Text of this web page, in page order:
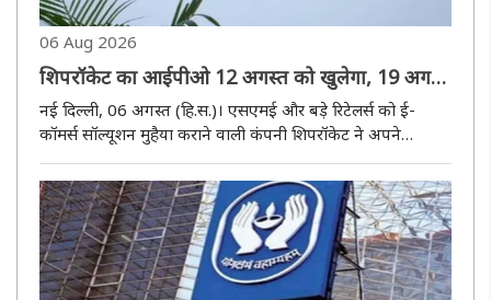
06 Aug 2026
शिपरॉकेट का आईपीओ 12 अगस्त को खुलेगा, 19 अगस्त
को हो सकती है लिस्टिंग
नई दिल्ली, 06 अगस्त (हि.स.)। एसएमई और बड़े रिटेलर्स को ई-
कॉमर्स सॉल्यूशन मुहैया कराने वाली कंपनी शिपरॉकेट ने अपने
आईपीओ की लॉन्चिंग का ऐलान कर दिया है। कंपनी का 1,617.48
करोड़ रुपये का आईपीओ 12 अगस्त को खुलेगा। इस आईपीओ में
निवेशक 14 अगस्त तक बोली..